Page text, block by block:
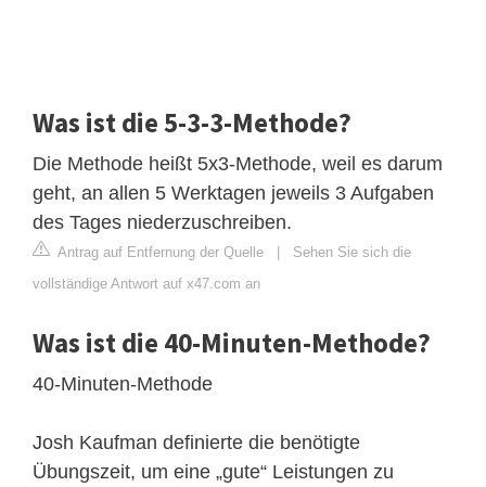
Was ist die 5-3-3-Methode?
Die Methode heißt 5x3-Methode, weil es darum
geht, an allen 5 Werktagen jeweils 3 Aufgaben
des Tages niederzuschreiben.
Antrag auf Entfernung der Quelle | Sehen Sie sich die
vollständige Antwort auf x47.com an
Was ist die 40-Minuten-Methode?
40-Minuten-Methode
Josh Kaufman definierte die benötigte
Übungszeit, um eine „gute“ Leistungen zu